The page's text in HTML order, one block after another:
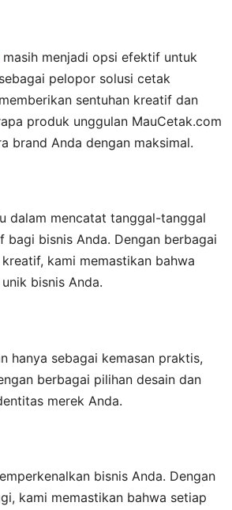
masih menjadi opsi efektif untuk
pelopor solusi cetak
sentuhan kreatif dan
produk unggulan MauCetak.com
brand Anda dengan maksimal.
dalam mencatat tanggal-tanggal
bisnis Anda. Dengan berbagai
kami memastikan bahwa
bisnis Anda.
hanya sebagai kemasan praktis,
berbagai pilihan desain dan
merek Anda.
bisnis Anda. Dengan
kami memastikan bahwa setiap